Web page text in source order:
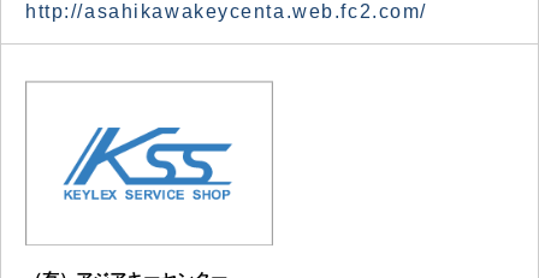
http://asahikawakeycenta.web.fc2.com/